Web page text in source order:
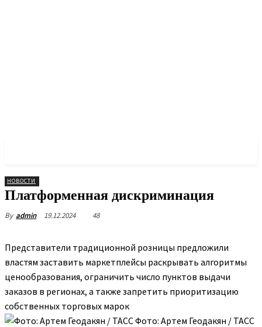
НОВОСТИ
Платформенная дискриминация
By admin 19.12.2024 48
Представители традиционной розницы предложили
властям заставить маркетплейсы раскрывать алгоритмы
ценообразования, ограничить число пунктов выдачи
заказов в регионах, а также запретить приоритизацию
собственных торговых марок
Фото: Артем Геодакян / ТАСС